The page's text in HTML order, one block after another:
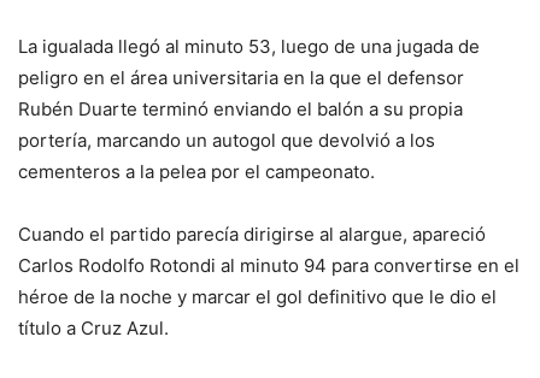
La igualada llegó al minuto 53, luego de una jugada de
peligro en el área universitaria en la que el defensor
Rubén Duarte terminó enviando el balón a su propia
portería, marcando un autogol que devolvió a los
cementeros a la pelea por el campeonato.
Cuando el partido parecía dirigirse al alargue, apareció
Carlos Rodolfo Rotondi al minuto 94 para convertirse en el
héroe de la noche y marcar el gol definitivo que le dio el
título a Cruz Azul.